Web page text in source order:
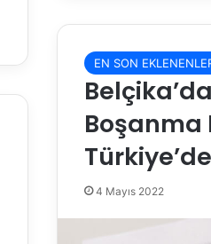
EN SON
Boşanma
4 Mayıs 2022